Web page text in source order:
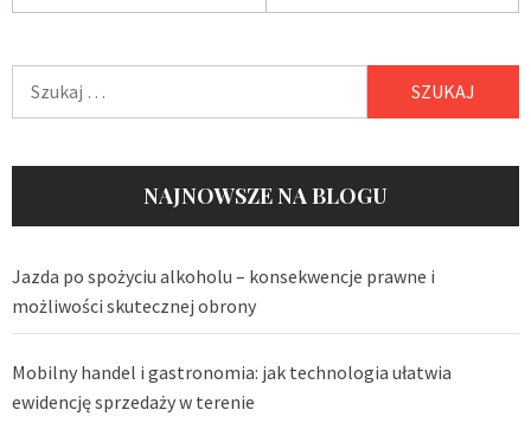
NAJNOWSZE NA BLOGU
Jazda po spożyciu alkoholu – konsekwencje prawne i
możliwości skutecznej obrony
Mobilny handel i gastronomia: jak technologia ułatwia
ewidencję sprzedaży w terenie